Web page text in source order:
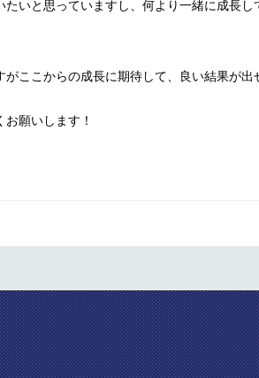
たいと思っていますし、何より一緒に成長し
がここからの成長に期待して、良い結果が出
願いします！